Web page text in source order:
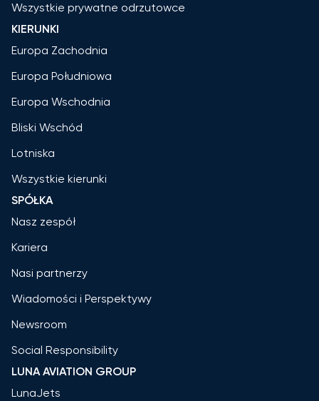
Wszystkie prywatne odrzutowce
KIERUNKI
Europa Zachodnia
Europa Południowa
Europa Wschodnia
Bliski Wschód
Lotniska
Wszystkie kierunki
SPÓŁKA
Nasz zespół
Kariera
Nasi partnerzy
Wiadomości i Perspektywy
Newsroom
Social Responsibility
LUNA AVIATION GROUP
LunaJets